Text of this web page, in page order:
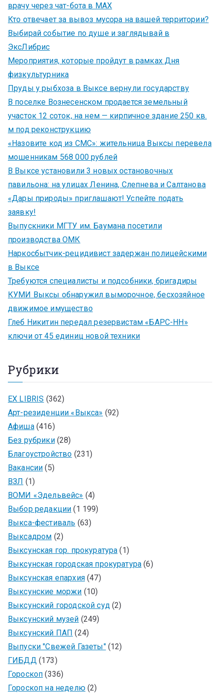
врачу через чат-бота в MAX
Кто отвечает за вывоз мусора на вашей территории?
Выбирай событие по душе и заглядывай в
ЭксЛибрис
Мероприятия, которые пройдут в рамках Дня
физкультурника
Пруды у рыбхоза в Выксе вернули государству
В поселке Вознесенском продается земельный
участок 12 соток, на нем — кирпичное здание 250 кв.
м под реконструкцию
«Назовите код из СМС»: жительница Выксы перевела
мошенникам 568 000 рублей
В Выксе установили 3 новых остановочных
павильона: на улицах Ленина, Слепнева и Салтанова
«Дары природы» приглашают! Успейте подать
заявку!
Выпускники МГТУ им. Баумана посетили
производства ОМК
Наркосбытчик-рецидивист задержан полицейскими
в Выксе
Требуются специалисты и подсобники, бригадиры
КУМИ Выксы обнаружил выморочное, бесхозяйное
движимое имущество
Глеб Никитин передал резервистам «БАРС-НН»
ключи от 45 единиц новой техники
Рубрики
EX LIBRIS (362)
Арт-резиденции «Выкса» (92)
Афиша(416)
Без рубрики(28)
Благоустройство (231)
Вакансии (5)
ВЗЛ (1)
ВОМИ «Эдельвейс» (4)
Выбор редакции (1 199)
Выкса-фестиваль (63)
Выксадром (2)
Выксунская гор. прокуратура (1)
Выксунская городская прокуратура (6)
Выксунская епархия(47)
Выксунские моржи (10)
Выксунский городской суд(2)
Выксунский музей (249)
Выксунский ПАП (24)
Выпуски "Свежей Газеты"(12)
ГИБДД(173)
Гороскоп (336)
Гороскоп на неделю(2)